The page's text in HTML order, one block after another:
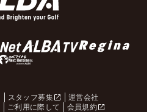
スタッフ募集
運営会社
ご利用に際して
会員規約